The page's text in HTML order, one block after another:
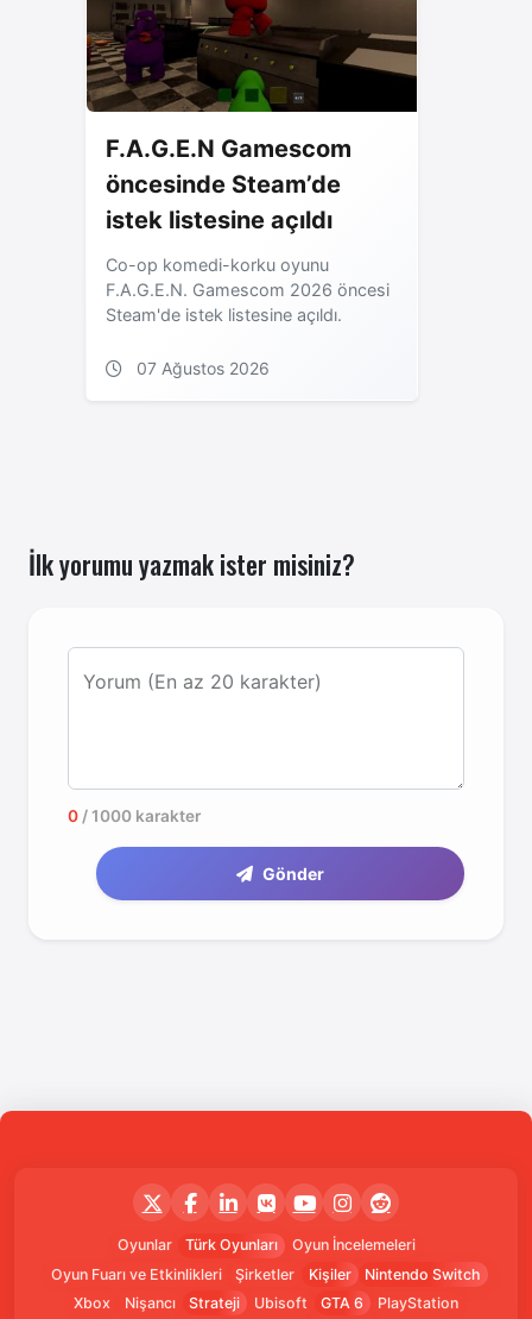
F.A.G.E.N Gamescom
öncesinde Steam’de
istek listesine açıldı
Co-op komedi-korku oyunu
F.A.G.E.N. Gamescom 2026 öncesi
Steam'de istek listesine açıldı.
07 Ağustos 2026
İlk yorumu yazmak ister misiniz?
Yorum (En az 20 karakter)
0/ 1000 karakter
Gönder
Oyunlar Türk Oyunları
Oyun İncelemeleri
Oyun Fuarı ve Etkinlikleri
Şirketler Kişiler
Nintendo Switch
Xbox
Nişancı Strateji Ubisoft GTA 6 PlayStation